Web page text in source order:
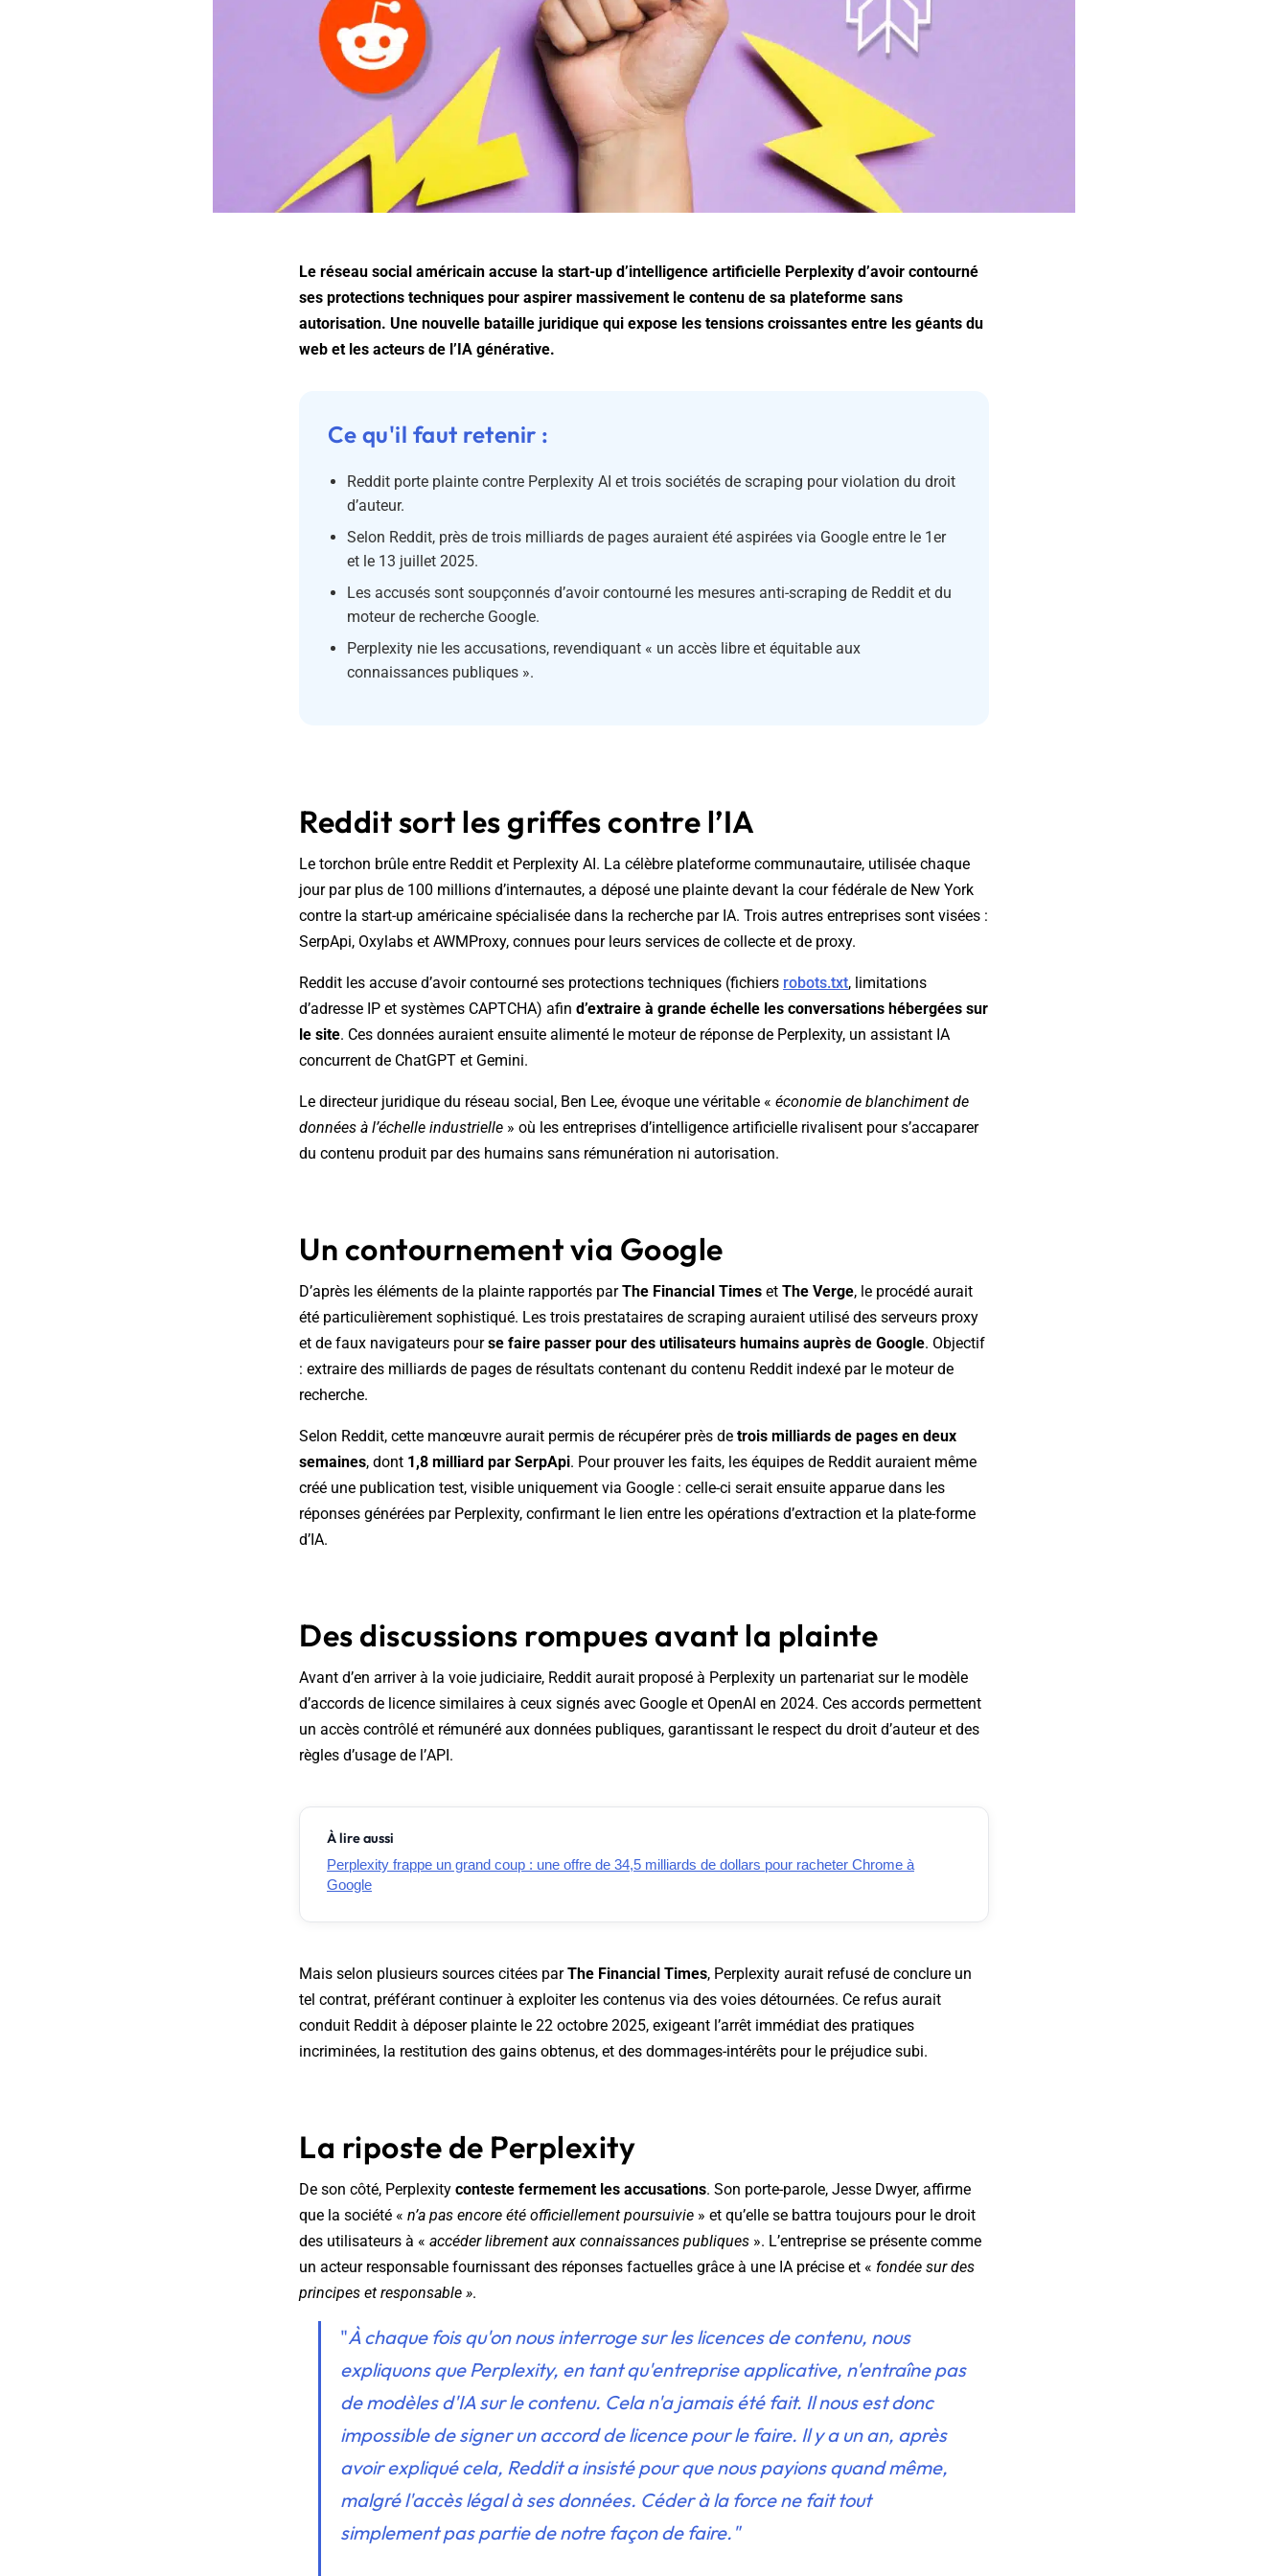
Le réseau social américain accuse la start-up d’intelligence artificielle Perplexity d’avoir contourné
ses protections techniques pour aspirer massivement le contenu de sa plateforme sans
autorisation. Une nouvelle bataille juridique qui expose les tensions croissantes entre les géants du
web et les acteurs de l’IA générative.
Ce qu'il faut retenir :
Reddit porte plainte contre Perplexity AI et trois sociétés de scraping pour violation du droit
d’auteur.
Selon Reddit, près de trois milliards de pages auraient été aspirées via Google entre le 1er
et le 13 juillet 2025.
Les accusés sont soupçonnés d’avoir contourné les mesures anti-scraping de Reddit et du
moteur de recherche Google.
Perplexity nie les accusations, revendiquant « un accès libre et équitable aux
connaissances publiques ».
Reddit sort les griffes contre l’IA
Le torchon brûle entre Reddit et Perplexity AI. La célèbre plateforme communautaire, utilisée chaque
jour par plus de 100 millions d’internautes, a déposé une plainte devant la cour fédérale de New York
contre la start-up américaine spécialisée dans la recherche par IA. Trois autres entreprises sont visées :
SerpApi, Oxylabs et AWMProxy, connues pour leurs services de collecte et de proxy.
Reddit les accuse d’avoir contourné ses protections techniques (fichiers robots.txt, limitations
d’adresse IP et systèmes CAPTCHA) afin d’extraire à grande échelle les conversations hébergées sur
le site. Ces données auraient ensuite alimenté le moteur de réponse de Perplexity, un assistant IA
concurrent de ChatGPT et Gemini.
Le directeur juridique du réseau social, Ben Lee, évoque une véritable « économie de blanchiment de
données à l’échelle industrielle » où les entreprises d’intelligence artificielle rivalisent pour s’accaparer
du contenu produit par des humains sans rémunération ni autorisation.
Un contournement via Google
D’après les éléments de la plainte rapportés parThe Financial Times et The Verge, le procédé aurait
été particulièrement sophistiqué. Les trois prestataires de scraping auraient utilisé des serveurs proxy
et de faux navigateurs pourse faire passer pour des utilisateurs humains auprès de Google. Objectif
: extraire des milliards de pages de résultats contenant du contenu Reddit indexé par le moteur de
recherche.
Selon Reddit, cette manœuvre aurait permis de récupérer près de trois milliards de pages en deux
semaines, dont 1,8 milliard par SerpApi. Pour prouver les faits, les équipes de Reddit auraient même
créé une publication test, visible uniquement via Google : celle-ci serait ensuite apparue dans les
réponses générées par Perplexity, confirmant le lien entre les opérations d’extraction et la plate-forme
d’IA.
Des discussions rompues avant la plainte
Avant d’en arriver à la voie judiciaire, Reddit aurait proposé à Perplexity un partenariat sur le modèle
d’accords de licence similaires à ceux signés avec Google et OpenAI en 2024. Ces accords permettent
un accès contrôlé et rémunéré aux données publiques, garantissant le respect du droit d’auteur et des
règles d’usage de l’API.
À lire aussi
Perplexity frappe un grand coup : une offre de 34,5 milliards de dollars pour racheter Chrome à
Google
Mais selon plusieurs sources citées parThe Financial Times, Perplexity aurait refusé de conclure un
tel contrat, préférant continuer à exploiter les contenus via des voies détournées. Ce refus aurait
conduit Reddit à déposer plainte le 22 octobre 2025, exigeant l’arrêt immédiat des pratiques
incriminées, la restitution des gains obtenus, et des dommages-intérêts pour le préjudice subi.
La riposte de Perplexity
De son côté, Perplexity conteste fermement les accusations. Son porte-parole, Jesse Dwyer, affirme
que la société « n’a pas encore été officiellement poursuivie » et qu’elle se battra toujours pour le droit
des utilisateurs à « accéder librement aux connaissances publiques ». L’entreprise se présente comme
un acteur responsable fournissant des réponses factuelles grâce à une IA précise et « fondée sur des
principes et responsable ».
"À chaque fois qu'on nous interroge sur les licences de contenu, nous
expliquons que Perplexity, en tant qu'entreprise applicative, n'entraîne pas
de modèles d'IA sur le contenu. Cela n'a jamais été fait. Il nous est donc
impossible de signer un accord de licence pour le faire. Il y a un an, après
avoir expliqué cela, Reddit a insisté pour que nous payions quand même,
malgré l'accès légal à ses données. Céder à la force ne fait tout
simplement pas partie de notre façon de faire."